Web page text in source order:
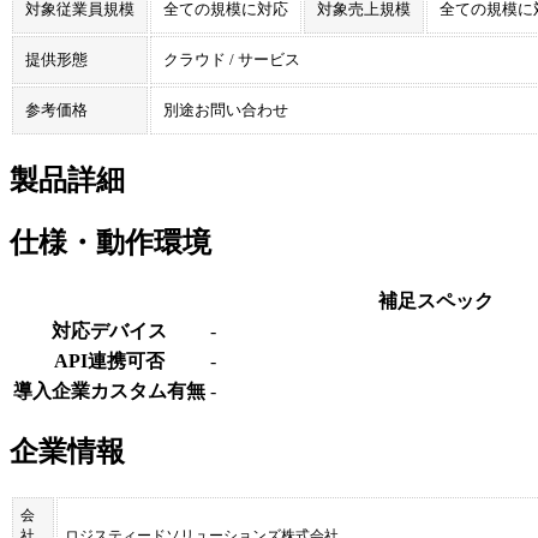
対象従業員規模 全ての規模に対応 対象売上規模 全ての規模に
提供形態 クラウド / サービス
参考価格 別途お問い合わせ
製品詳細
仕様・動作環境
補足スペック
対応デバイス
-
API連携可否
-
導入企業カスタム有無 -
企業情報
会